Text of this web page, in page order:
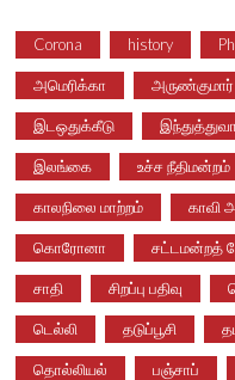
Corona history
அமெரிக்கா
இடஒதுக்கீடு இந்துத்துவா
இலங்கை உச்ச நீதிமன்றம்
காலநிலை மாற்றம் காவி
கொரோனா சட்டமன்றத்
சாதி சிறப்பு பதிவு
டெல்லி தடுப்பூசி
தொல்லியல் பஞ்சாப்